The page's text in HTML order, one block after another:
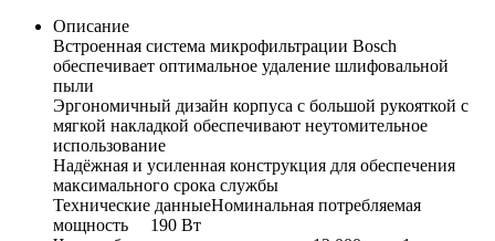
Описание
Встроенная система микрофильтрации Bosch
обеспечивает оптимальное удаление шлифовальной
пыли
Эргономичный дизайн корпуса с большой рукояткой с
мягкой накладкой обеспечивают неутомительное
использование
Надёжная и усиленная конструкция для обеспечения
максимального срока службы
Технические данныеНоминальная потребляемая
мощность 190 Вт